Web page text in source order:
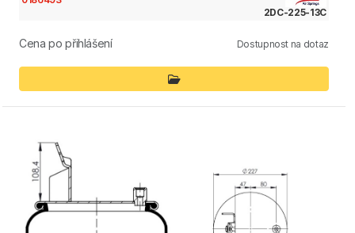
2DC-225-13C
Cena po přihlášení Dostupnost na dotaz